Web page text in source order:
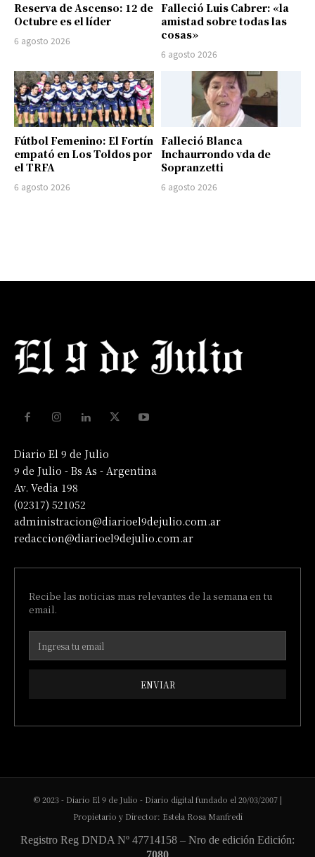
Reserva de Ascenso: 12 de
Octubre es el líder
6 agosto 2026
Falleció Luis Cabrer: «la
amistad sobre todas las
cosas»
6 agosto 2026
Fútbol Femenino: El Fortín
empató en Los Toldos por
el TRFA
6 agosto 2026
Falleció Blanca
Inchaurrondo vda de
Sopranzetti
6 agosto 2026
Diario El 9 de Julio
9 de Julio - Bs As - Argentina
Av. Vedia 198
(02317) 521052
administracion@diarioel9dejulio.com.ar
redaccion@diarioel9dejulio.com.ar
Recibe las noticias mas relevantes de la semana en tu
email.
ENVIAR
© 2023 - Diario El 9 de Julio - Diario digital fundado el 20/03/2007 |
Propietario y Director: Estela Rosa Manfredi
Registro Reg DNDA Nº 47714158 – Nro de edición Edición: